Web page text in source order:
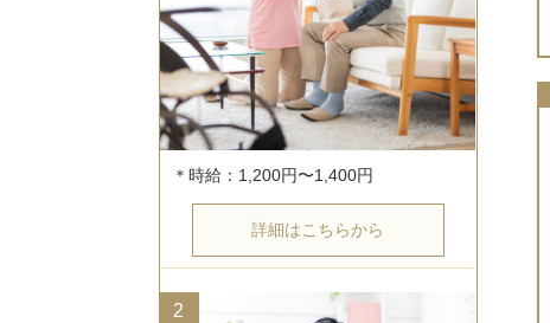
詳細はこちらから
2